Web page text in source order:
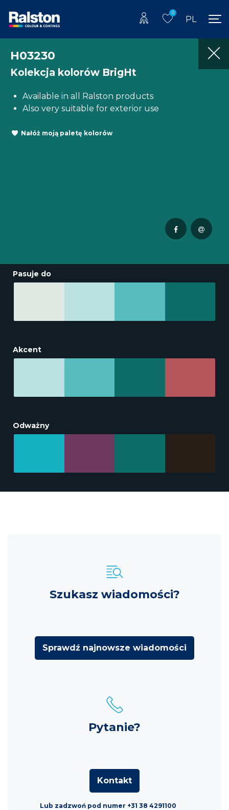
0
PL
H03230
Kolekcja kolorów BrigHt
Available in all Ralston products
Also very suitable for exterior use
Nałóż moją paletę kolorów
Pasuje do
Akcent
Odważny
Szukasz wiadomości?
Sprawdź najnowsze wiadomości
Pytanie?
Kontakt
Lub zadzwoń pod numer +31 38 4291100